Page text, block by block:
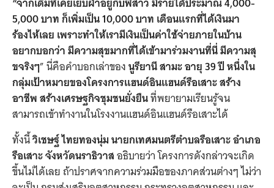
5,000 บาท ก็เพิ่มเป็น 10,000 บาท เดือนแรกที่ได้เงินมา
ร้องไห้เลย เพราะทำให้เรามีเงินเป็นค่าใช้จ่ายภายในบ้าน
อยากบอกว่า มีความสุขมากที่ได้เข้ามาร่วมงานที่นี่ มีความสุ
ขจริงๆ” นี่คือคำบอกเล่าของนูรียานี สามะ อายุ 39 ปี หนึ่งใน
กลุ่มเป้าหมายของโครงการแฮนด์อินแฮนด์รือเสาะ สร้าง
อาชีพ สร้างเศรษฐกิจชุมชนยั่งยืนที่พยายามเรียนรู้จน
สามารถเข้าทำงานในโรงงานแฮนด์อินแฮนด์รือเสาะได้
ทั้งนี้วิเชษฐ์ ไทยทองนุ่ม นายกเทศมนตรีตำบลรือเสาะ อำเภอ
รือเสาะ จังหวัดนราธิวาสอธิบายว่าโครงการดังกล่าวจะเกิด
ขึ้นไม่ได้เลย ถ้าปราศจากความร่วมมือของภาคส่วนต่างๆ ไม่ว่า